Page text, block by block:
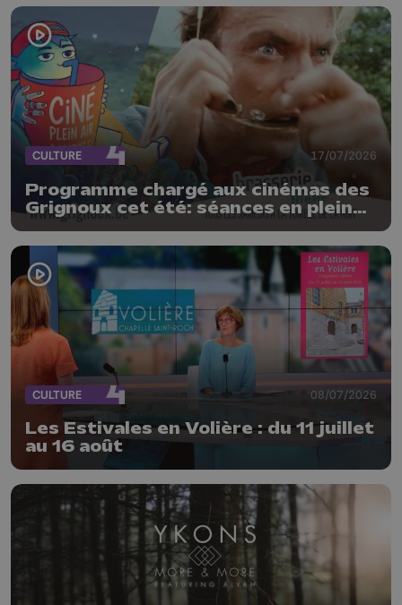
CULTURE 17/07/2026
Programme chargé aux cinémas des
Grignoux cet été: séances en plein
brasserie
CULTURE 08/07/2026
Les Estivales en Volière : du 11 juillet
au 16 août